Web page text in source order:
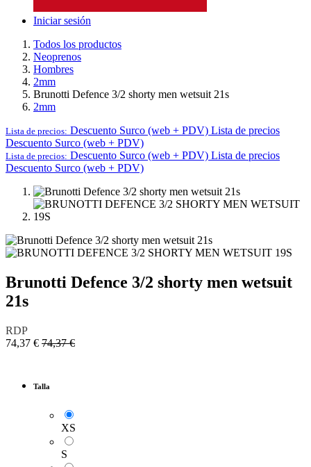
Iniciar sesión
Todos los productos
Neoprenos
Hombres
2mm
Brunotti Defence 3/2 shorty men wetsuit 21s
2mm
Lista de precios: Descuento Surco (web + PDV) Lista de precios
Descuento Surco (web + PDV)
Lista de precios: Descuento Surco (web + PDV) Lista de precios
Descuento Surco (web + PDV)
Brunotti Defence 3/2 shorty men wetsuit
21s
RDP
74,37 € 74,37€
Talla
XS
S